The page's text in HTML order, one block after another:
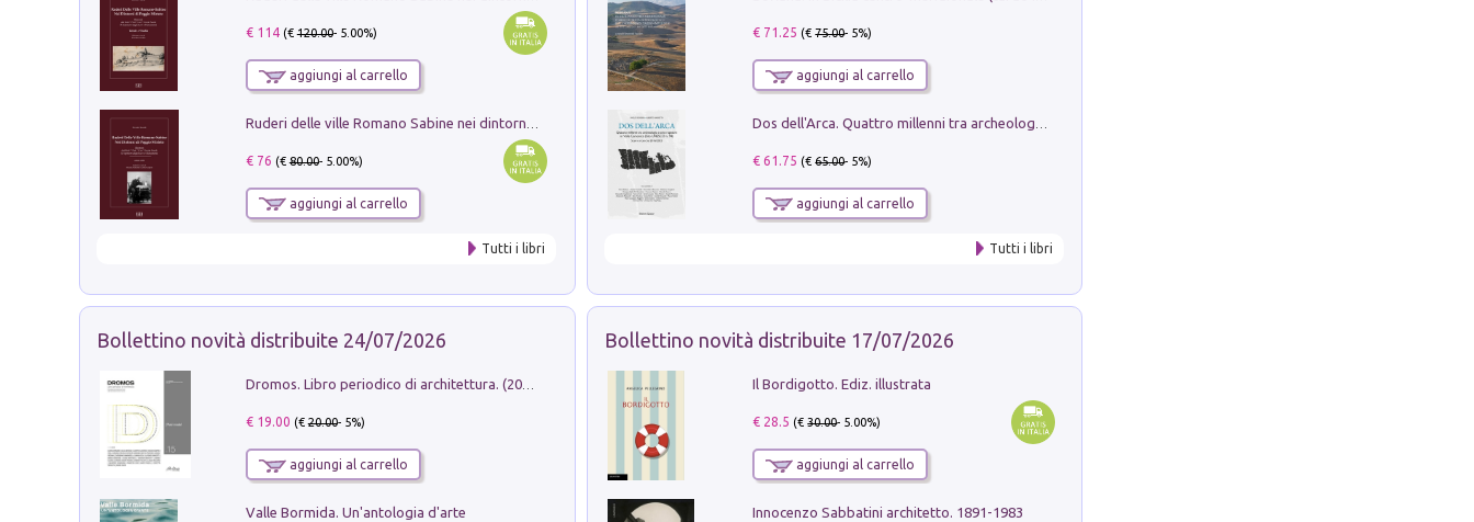
€ 114(€120.00- 5.00%)
aggiungi al carrello
€ 76 (€80.00- 5.00%)
aggiungi al carrello
Tutti i libri
€ 71.25 (€75.00- 5%)
aggiungi al carrello
€ 61.75 (€65.00- 5%)
aggiungi al carrello
Tutti i libri
Bollettino novità distribuite 24/07/2026
Dromos. Libro periodico di architettura. (2026). Vol. 15: Post-model
€ 19.00 (€20.00- 5%)
aggiungi al carrello
Valle Bormida. Un'antologia d'arte
Bollettino novità distribuite 17/07/2026
Il Bordigotto. Ediz. illustrata
€ 28.5 (€30.00- 5.00%)
aggiungi al carrello
Innocenzo Sabbatini architetto. 1891-1983